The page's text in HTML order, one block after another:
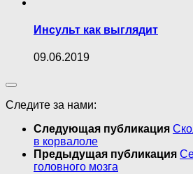
Инсульт как выглядит
09.06.2019
Следите за нами:
Следующая публикация
в корвалоле
Предыдущая публикация
головного мозга